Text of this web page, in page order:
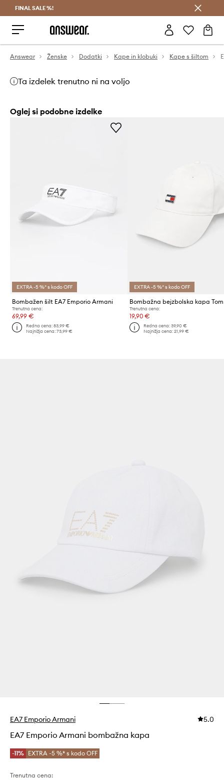
FINAL SALE %!
Answear Ženske Dodatki Kape in klobuki Kape s šiltom
Ta izdelek trenutno ni na voljo
Oglej si podobne izdelke
EXTRA -5 %* s kodo OFF
Bombažen šilt EA7 Emporio Armani
Trenutna cena:
69,99 €
Redna cena:83,99 €
Najnižja cena:73,99 €
EXTRA -5 %* s kodo OFF
Trenutna cena:
19,90 €
Redna cena: 39,90 €
Najnižja cena: 21,99 €
EA7 Emporio Armani 5.0
EA7 Emporio Armani bombažna kapa
-11% EXTRA -5 %* s kodo OFF
Trenutna cena: